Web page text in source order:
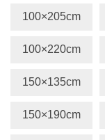
100×205cm
100×220cm
150×135cm
150×190cm